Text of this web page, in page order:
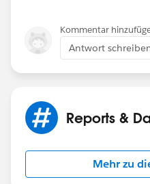
Kommentar
Antwort
Reports &
Mehr zu